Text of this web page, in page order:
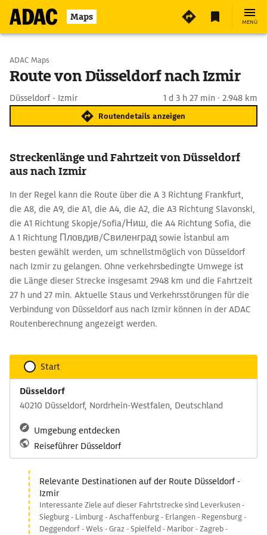
Maps MENÜ
Start wählen
ADAC Maps
Route von Düsseldorf nach Izmir
Düsseldorf - Izmir 1 d 3 h 27 min · 2.948 km
Routendetails anzeigen
Streckenlänge und Fahrtzeit von Düsseldorf
aus nach Izmir
In der Regel kann die Route über die A 3 Richtung Frankfurt,
die A8, die A9, die A1, die A4, die A2, die A3 Richtung Slavonski,
die A1 Richtung Skopje/Sofia/Ниш, die A4 Richtung Sofia, die
A 1 Richtung Пловдив/Свиленград sowie İstanbul am
besten gewählt werden, um schnellstmöglich von Düsseldorf
nach Izmir zu gelangen. Ohne verkehrsbedingte Umwege ist
die Länge dieser Strecke insgesamt 2948 km und die Fahrtzeit
27 h und 27 min. Aktuelle Staus und Verkehrsstörungen für die
Verbindung von Düsseldorf aus nach Izmir können in der ADAC
Routenberechnung angezeigt werden.
Start
Düsseldorf
40210 Düsseldorf, Nordrhein-Westfalen, Deutschland
Umgebung entdecken
Reiseführer Düsseldorf
Relevante Destinationen auf der Route Düsseldorf -
Izmir
Interessante Ziele auf dieser Fahrtstrecke sind Leverkusen -
Siegburg - Limburg - Aschaffenburg - Erlangen - Regensburg -
Deggendorf - Wels - Graz - Spielfeld - Maribor - Zagreb -